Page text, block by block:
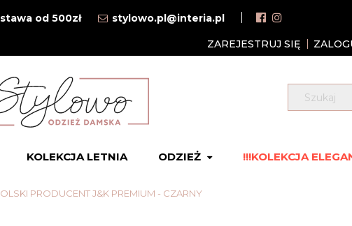
od 500zł stylowo.pl@interia.pl
ZAREJESTRUJ SIĘ
KOLEKCJA LETNIA ODZIEŻ !!!KOLEKCJA
PRODUCENT J&K PREMIUM - CZARNY